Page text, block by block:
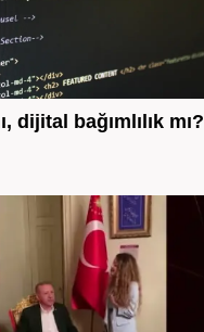
dijital bağımlılık mı?